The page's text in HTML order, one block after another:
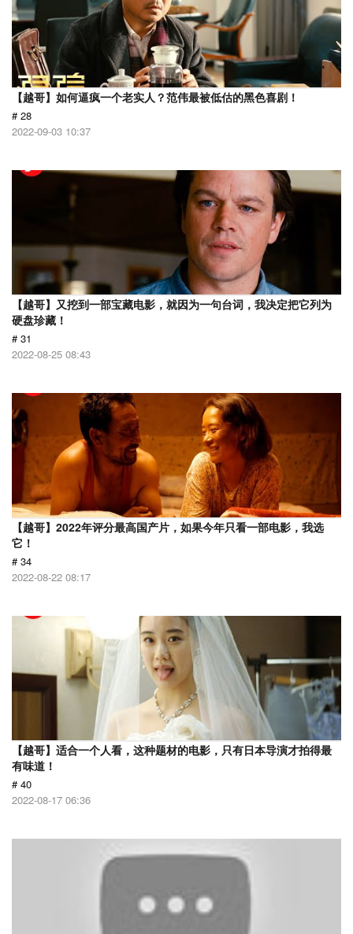
【越哥】如何逼疯一个老实人？范伟最被低估的黑色喜剧！
# 28
2022-09-03 10:37
【越哥】又挖到一部宝藏电影，就因为一句台词，我决定把它列为
硬盘珍藏！
# 31
2022-08-25 08:43
【越哥】2022年评分最高国产片，如果今年只看一部电影，我选
它！
# 34
2022-08-22 08:17
【越哥】适合一个人看，这种题材的电影，只有日本导演才拍得最
有味道！
# 40
2022-08-17 06:36